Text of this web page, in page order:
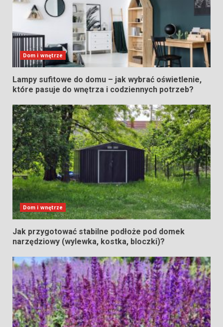
Dom i wnętrze
Lampy sufitowe do domu – jak wybrać oświetlenie,
które pasuje do wnętrza i codziennych potrzeb?
Dom i wnętrze
Jak przygotować stabilne podłoże pod domek
narzędziowy (wylewka, kostka, bloczki)?